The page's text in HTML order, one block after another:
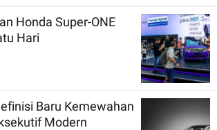
Honda Super-ONE
Hari
Baru Kemewahan
Modern